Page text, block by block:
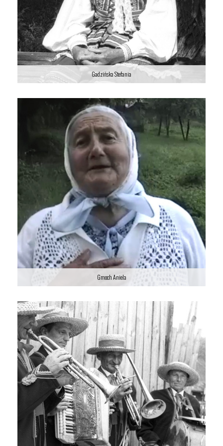
Gadzińska Stefania
Gadzińska Stefania
Gmoch Aniela
Gmoch Aniela